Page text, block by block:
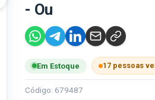
- Ou
Em Estoque 17 pessoas
Código: 679487